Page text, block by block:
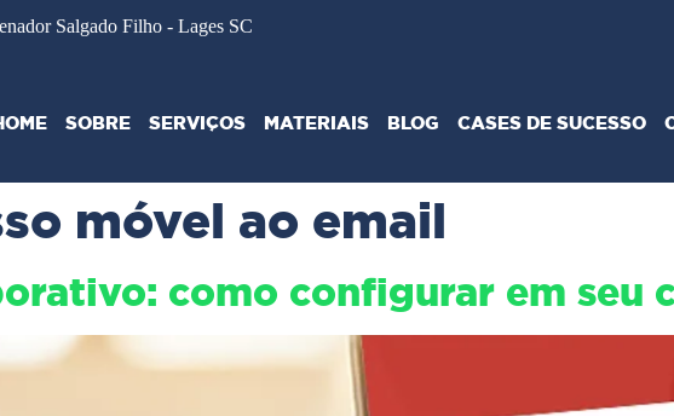
Salgado Filho - Lages SC
SOBRE SERVIÇOS MATERIAIS BLOG CASES DE SUCESSO
móvel ao email
como configurar em seu